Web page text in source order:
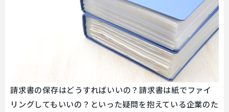
請求書の保存はどうすればいいの？請求書は紙でファイ
リングしてもいいの？といった疑問を抱えている企業のた